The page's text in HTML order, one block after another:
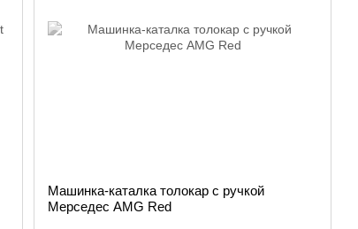
Машинка-каталка толокар с ручкой
Мерседес AMG Red